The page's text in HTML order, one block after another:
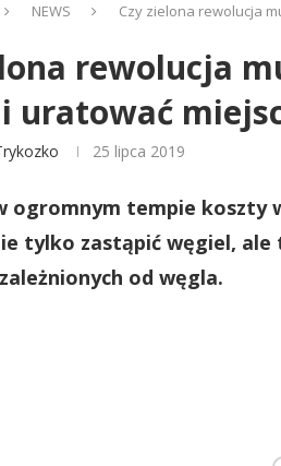
NEWS Czy zielona rewolucja
rewolucja
uratować
25 lipca 2019
ogromnym tempie koszty
tylko zastąpić węgiel,
od węgla.